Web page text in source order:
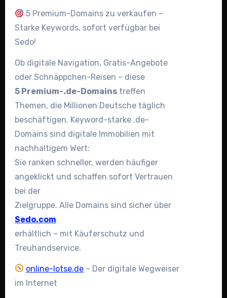
5 Premium-Domains zu verkaufen –
Starke Keywords, sofort verfügbar bei
Sedo!
Ob digitale Navigation, Gratis-Angebote
oder Schnäppchen-Reisen – diese
5 Premium-.de-Domainstreffen
Themen, die Millionen Deutsche täglich
beschäftigen. Keyword-starke .de-
Domains sind digitale Immobilien mit
nachhaltigem Wert:
Sie ranken schneller, werden häufiger
angeklickt und schaffen sofort Vertrauen
bei der
Zielgruppe. Alle Domains sind sicher über
Sedo.com
erhältlich – mit Käuferschutz und
Treuhandservice.
online-lotse.de – Der digitale Wegweiser
im Internet